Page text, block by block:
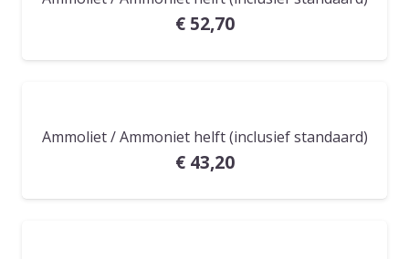
€52,70
Ammoliet / Ammoniet helft (inclusief standaard)
€43,20